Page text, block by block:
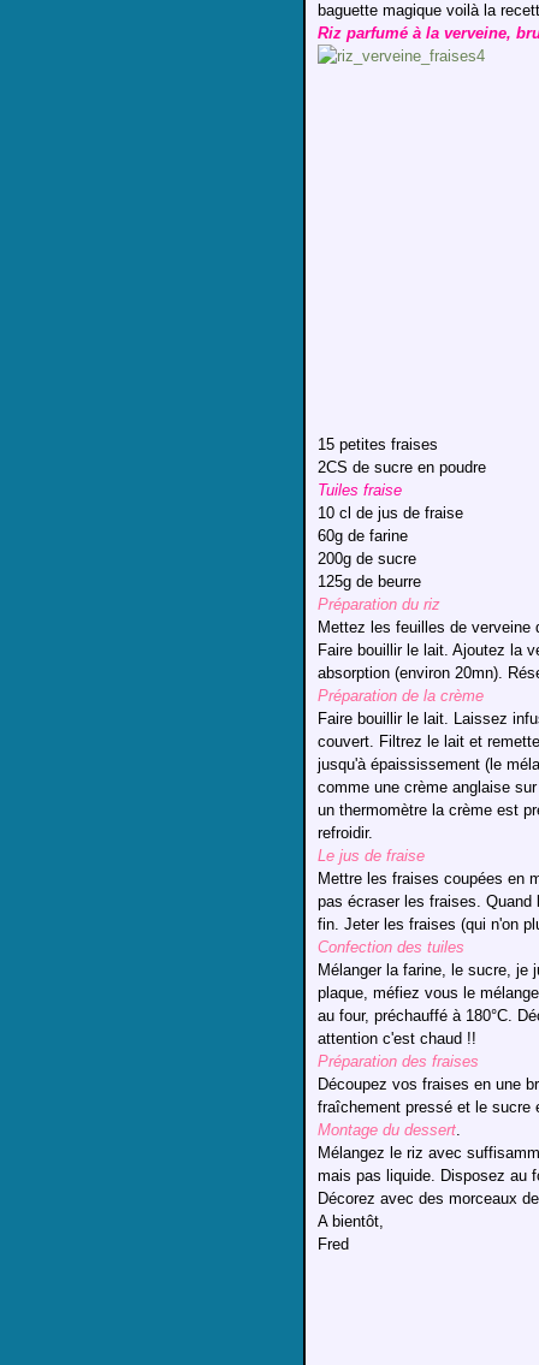
baguette magique voilà la
Riz parfumé à la verveine,
15 petites fraises
2CS de sucre en poudre
Tuiles fraise
10 cl de jus de fraise
60g de farine
200g de sucre
125g de beurre
Préparation du riz
Mettez les feuilles de verveine
Faire bouillir le lait. Ajoutez la
absorption (environ 20mn).
Préparation de la crème
Faire bouillir le lait. Laissez
couvert. Filtrez le lait et
jusqu'à épaississement (le
comme une crème anglaise
un thermomètre la crème est
refroidir.
Le jus de fraise
Mettre les fraises coupées en
pas écraser les fraises.
fin. Jeter les fraises (qui n'on
Confection des tuiles
Mélanger la farine, le sucre, je
plaque, méfiez vous le
au four, préchauffé à 180°C.
attention c'est chaud !!
Préparation des fraises
Découpez vos fraises en une
fraîchement pressé et le sucre
Montage du dessert.
Mélangez le riz avec
mais pas liquide. Disposez au
Décorez avec des morceaux
A bientôt,
Fred